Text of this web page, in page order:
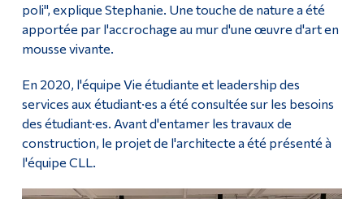
poli", explique Stephanie. Une touche de nature a été
apportée par l'accrochage au mur d'une œuvre d'art en
mousse vivante.
En 2020, l'équipe Vie étudiante et leadership des
services aux étudiant·es a été consultée sur les besoins
des étudiant·es. Avant d'entamer les travaux de
construction, le projet de l'architecte a été présenté à
l'équipe CLL.